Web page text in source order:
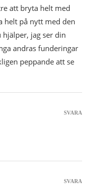
att bryta helt med
helt på nytt med den
hjälper, jag ser din
andras funderingar
peppande att se
SVARA
SVARA